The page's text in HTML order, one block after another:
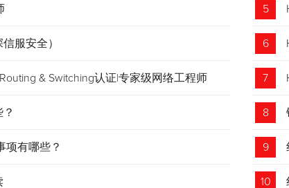
服安全）
& Switching认证|专家级网络工程师
项有哪些？
5
6
7
8
9
收藏！
10